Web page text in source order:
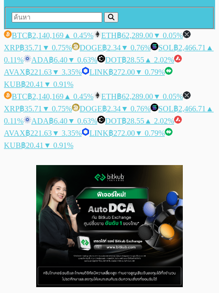
BTC฿2,140,169 ▲ 0.45% ETH฿62,289.00▼ 0.05%
XRP฿35.71 ▼ 0.75% DOGE฿2.34▼ 0.76% SOL฿2,466.71 ▲
0.11%
ADA฿6.40▼ 0.63% DOT฿28.55 ▲ 2.02%
AVAX฿221.63▼ 3.35% LINK฿272.00▼ 0.79%
KUB฿20.41 ▼ 0.91%
BTC฿2,140,169 ▲ 0.45% ETH฿62,289.00▼ 0.05%
XRP฿35.71 ▼ 0.75% DOGE฿2.34▼ 0.76% SOL฿2,466.71 ▲
0.11%
ADA฿6.40▼ 0.63% DOT฿28.55 ▲ 2.02%
AVAX฿221.63▼ 3.35% LINK฿272.00▼ 0.79%
KUB฿20.41 ▼ 0.91%